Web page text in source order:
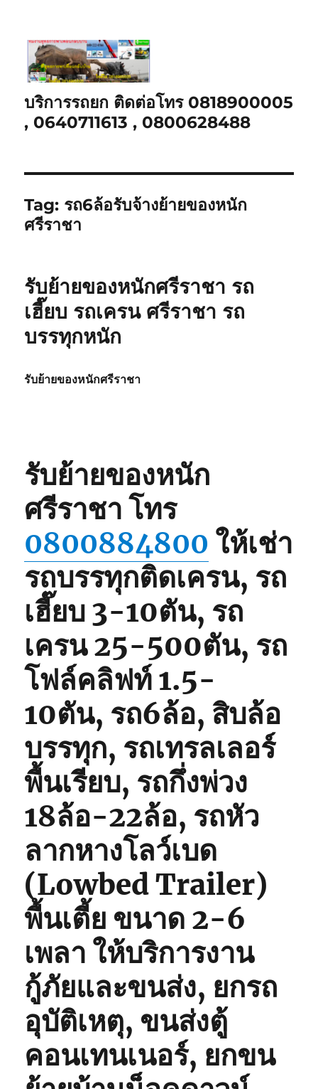
บริการรถยก ติดต่อโทร 0818900005
, 0640711613 , 0800628488
Tag: รถ6ล้อรับจ้างย้ายของหนัก
ศรีราชา
รับย้ายของหนักศรีราชา รถ
เฮี๊ยบ รถเครน ศรีราชา รถ
บรรทุกหนัก
รับย้ายของหนักศรีราชา
รับย้ายของหนัก
ศรีราชา โทร
0800884800 ให้เช่า
รถบรรทุกติดเครน, รถ
เฮี๊ยบ 3-10ตัน, รถ
เครน 25-500ตัน, รถ
โฟล์คลิฟท์ 1.5-
10ตัน, รถ6ล้อ, สิบล้อ
บรรทุก, รถเทรลเลอร์
พื้นเรียบ, รถกึ่งพ่วง
18ล้อ-22ล้อ, รถหัว
ลากหางโลว์เบด
(Lowbed Trailer)
พื้นเตี้ย ขนาด 2-6
เพลา ให้บริการงาน
กู้ภัยและขนส่ง, ยกรถ
อุบัติเหตุ, ขนส่งตู้
คอนเทนเนอร์, ยกขน